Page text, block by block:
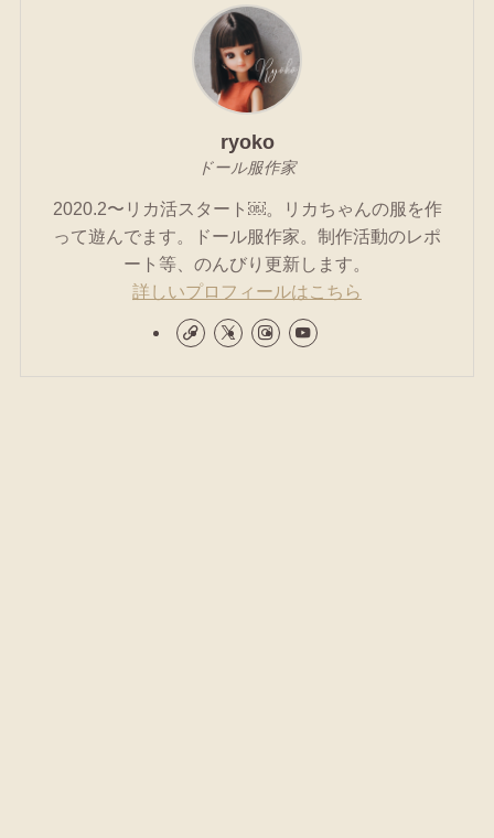
ryoko
ドール服作家
2020.2〜リカ活スタート￼。リカちゃんの服を作
って遊んでます。ドール服作家。制作活動のレポ
ート等、のんびり更新します。
詳しいプロフィールはこちら